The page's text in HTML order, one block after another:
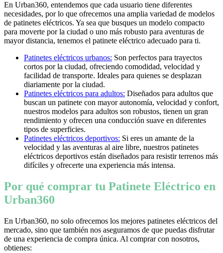
En Urban360, entendemos que cada usuario tiene diferentes
necesidades, por lo que ofrecemos una amplia variedad de modelos
de patinetes eléctricos. Ya sea que busques un modelo compacto
para moverte por la ciudad o uno más robusto para aventuras de
mayor distancia, tenemos el patinete eléctrico adecuado para ti.
Patinetes eléctricos urbanos: Son perfectos para trayectos
cortos por la ciudad, ofreciendo comodidad, velocidad y
facilidad de transporte. Ideales para quienes se desplazan
diariamente por la ciudad.
Patinetes eléctricos para adultos: Diseñados para adultos que
buscan un patinete con mayor autonomía, velocidad y confort,
nuestros modelos para adultos son robustos, tienen un gran
rendimiento y ofrecen una conducción suave en diferentes
tipos de superficies.
Patinetes eléctricos deportivos: Si eres un amante de la
velocidad y las aventuras al aire libre, nuestros patinetes
eléctricos deportivos están diseñados para resistir terrenos más
difíciles y ofrecerte una experiencia más intensa.
Por qué comprar tu Patinete Eléctrico en
Urban360
En Urban360, no solo ofrecemos los mejores patinetes eléctricos del
mercado, sino que también nos aseguramos de que puedas disfrutar
de una experiencia de compra única. Al comprar con nosotros,
obtienes: